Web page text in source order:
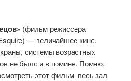
(фильм режиссера
— величайшее кино.
системы возрастных
не было и в помине. Помню,
этот фильм, весь зал